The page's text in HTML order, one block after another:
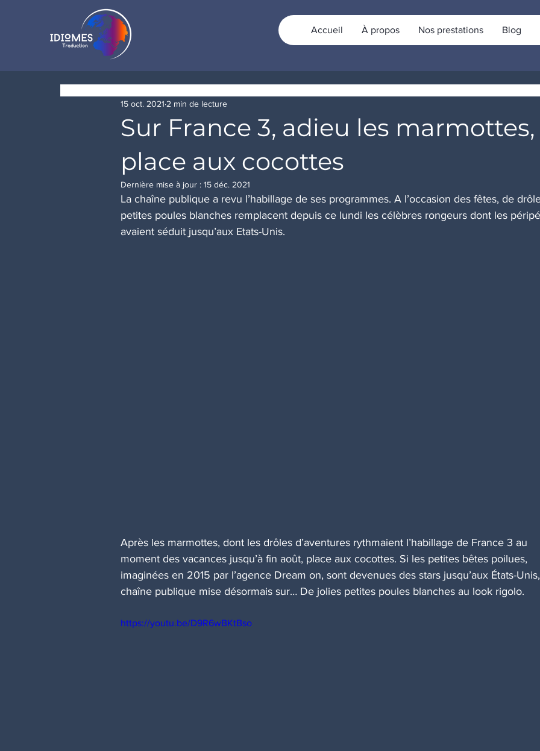
Accueil À propos Nos prestations Blog
Sur France 3, adieu les marmottes,
place aux cocottes
15 oct. 2021 2 min de lecture
Dernière mise à jour : 15 déc. 2021
La chaîne publique a revu l’habillage de ses programmes. A l’occasion des fêtes, de
petites poules blanches remplacent depuis ce lundi les célèbres rongeurs dont les
avaient séduit jusqu’aux Etats-Unis.
Après les marmottes, dont les drôles d’aventures rythmaient l’habillage de France 3 au
moment des vacances jusqu’à fin août, place aux cocottes. Si les petites bêtes poilues,
imaginées en 2015 par l’agence Dream on, sont devenues des stars jusqu’aux États-
chaîne publique mise désormais sur… De jolies petites poules blanches au look rigolo.
https://youtu.be/D9R6wBKtBso